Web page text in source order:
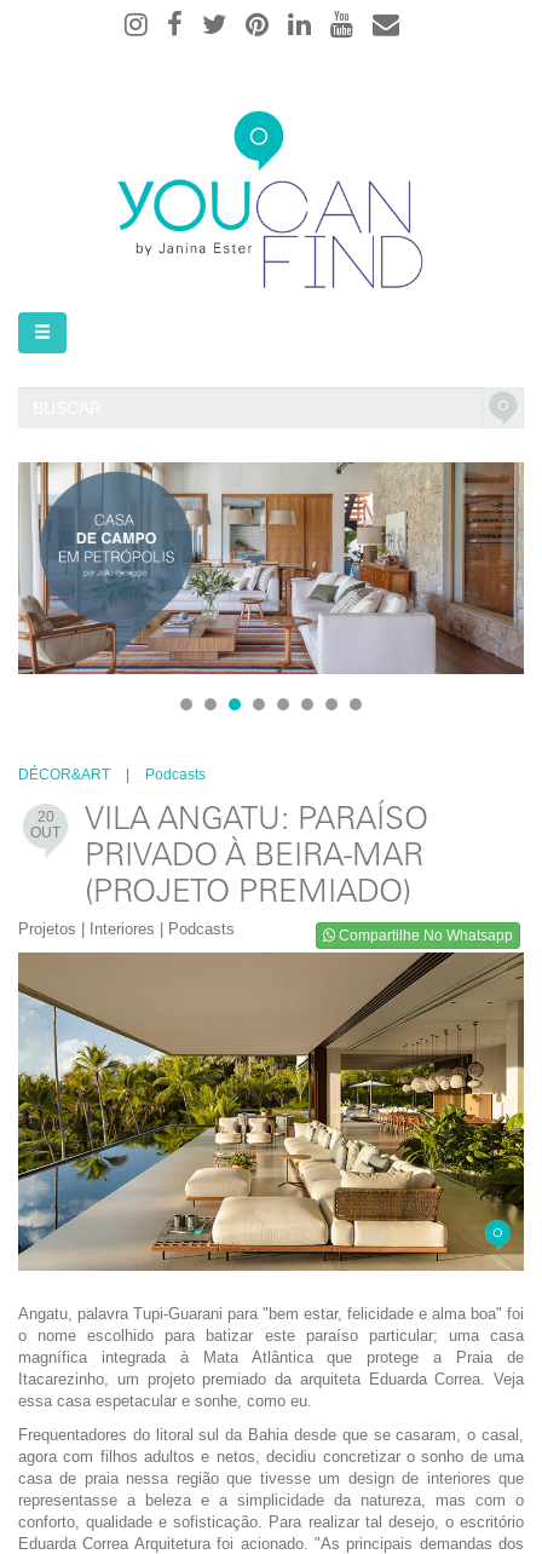
1 2 3 4 5 6 7 8
DÉCOR&ART Podcasts
20
OUT
VILA ANGATU: PARAÍSO
PRIVADO À BEIRA-MAR
(PROJETO PREMIADO)
Projetos | Interiores | Podcasts Compartilhe No Whatsapp
Angatu, palavra Tupi-Guarani para "bem estar, felicidade e alma boa" foi
o nome escolhido para batizar este paraíso particular; uma casa
magnífica integrada à Mata Atlântica que protege a Praia de
Itacarezinho, um projeto premiado da arquiteta Eduarda Correa. Veja
essa casa espetacular e sonhe, como eu.
Frequentadores do litoral sul da Bahia desde que se casaram, o casal,
agora com filhos adultos e netos, decidiu concretizar o sonho de uma
casa de praia nessa região que tivesse um design de interiores que
representasse a beleza e a simplicidade da natureza, mas com o
conforto, qualidade e sofisticação. Para realizar tal desejo, o escritório
Eduarda Correa Arquitetura foi acionado. "As principais demandas dos